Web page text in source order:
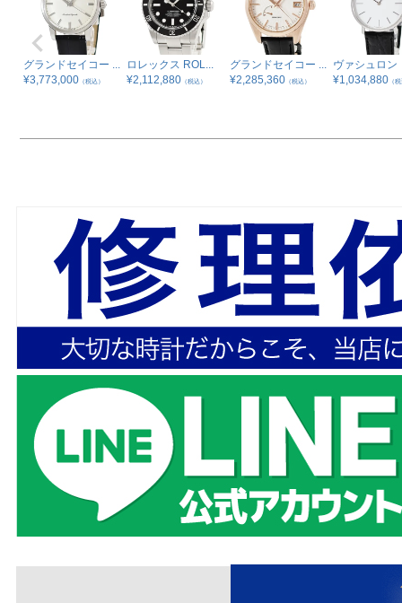
グランドセイコー ...
¥3,773,000 （税込）
ロレックス ROL...
¥2,112,880 （税込）
グランドセイコー ...
¥2,285,360 （税込）
ヴァシュロン
¥1,034,880 （